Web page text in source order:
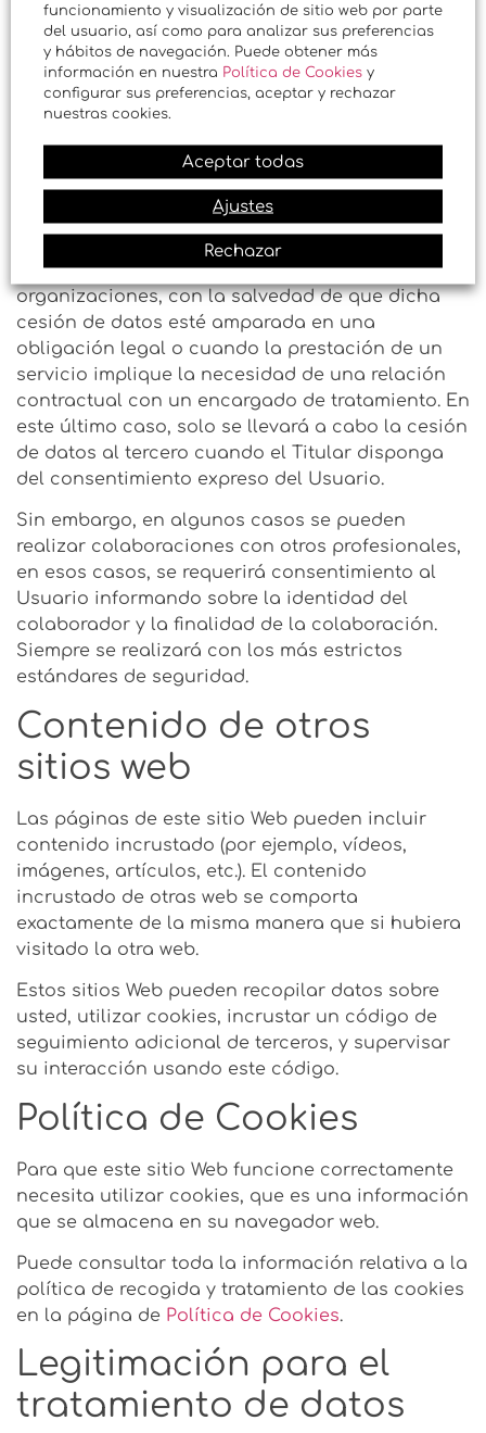
Sus datos podrán ser incorporados a un fichero
de lista de correo, del cual el Titular es
responsable de su gestión y tratamiento. La
seguridad de sus datos está garantizada, ya que
el Titular toma todas las medidas de seguridad
necesarias y le garantiza que los datos
personales sólo se usarán para las finalidades
El Titular informa al Usuario de que sus datos
personales no serán cedidos a terceras
organizaciones, con la salvedad de que dicha
cesión de datos esté amparada en una
obligación legal o cuando la prestación de un
servicio implique la necesidad de una relación
contractual con un encargado de tratamiento. En
este último caso, solo se llevará a cabo la cesión
de datos al tercero cuando el Titular disponga
del consentimiento expreso del Usuario.
Sin embargo, en algunos casos se pueden
realizar colaboraciones con otros profesionales,
en esos casos, se requerirá consentimiento al
Usuario informando sobre la identidad del
colaborador y la finalidad de la colaboración.
Siempre se realizará con los más estrictos
estándares de seguridad.
Contenido de otros
sitios web
Las páginas de este sitio Web pueden incluir
contenido incrustado (por ejemplo, vídeos,
imágenes, artículos, etc.). El contenido
incrustado de otras web se comporta
exactamente de la misma manera que si hubiera
visitado la otra web.
Estos sitios Web pueden recopilar datos sobre
usted, utilizar cookies, incrustar un código de
seguimiento adicional de terceros, y supervisar
su interacción usando este código.
Política de Cookies
Para que este sitio Web funcione correctamente
necesita utilizar cookies, que es una información
que se almacena en su navegador web.
Puede consultar toda la información relativa a la
política de recogida y tratamiento de las cookies
en la página de Política de Cookies.
Legitimación para el
tratamiento de datos
funcionamiento y visualización de sitio web por parte
del usuario, así como para analizar sus preferencias
y hábitos de navegación. Puede obtener más
información en nuestra Política de Cookies y
configurar sus preferencias, aceptar y rechazar
nuestras cookies.
Ajustes
Rechazar
Aceptar todas